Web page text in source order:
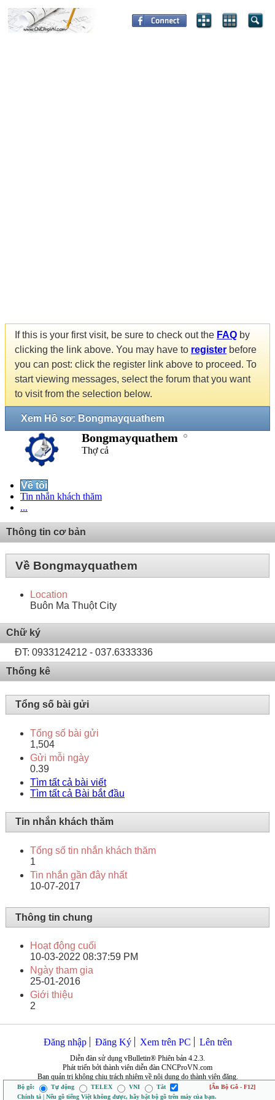
If this is your first visit, be sure to check out the FAQ by
clicking the link above. You may have to register before
you can post: click the register link above to proceed. To
start viewing messages, select the forum that you want
to visit from the selection below.
Xem Hồ sơ: Bongmayquathem
Bongmayquathem
Thợ cả
Về tôi
Tin nhắn khách thăm
...
Thông tin cơ bản
Về Bongmayquathem
Location
Buôn Ma Thuột City
Chữ ký
ĐT: 0933124212 - 037.6333336
Thống kê
Tổng số bài gửi
Tổng số bài gửi
1,504
Gửi mỗi ngày
0.39
Tìm tất cả bài viết
Tìm tất cả Bài bắt đầu
Tin nhắn khách thăm
Tổng số tin nhắn khách thăm
1
Tin nhắn gần đây nhất
10-07-2017
Thông tin chung
Hoạt động cuối
10-03-2022 08:37:59 PM
Ngày tham gia
25-01-2016
Giới thiệu
2
Đăng nhập Đăng Ký Xem trên PC Lên trên
Diễn đàn sử dụng vBulletin® Phiên bản 4.2.3.
Phát triển bởi thành viên diễn đàn CNCProVN.com
Ban quản trị không chịu trách nhiệm về nội dung do thành viên đăng.
Bộ gõ: Tự động TELEX VNI Tắt
[Ẩn Bộ Gõ - F12]
Chính tả | Nếu gõ tiếng Việt không được, hãy bật bộ gõ trên máy của bạn.